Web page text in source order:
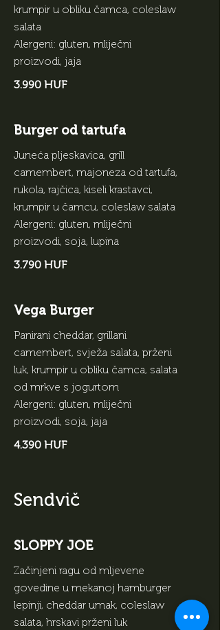
krumpir u obliku čamca, coleslaw
salata
Alergeni: gluten, mliječni
proizvodi, jaja
3.990 HUF
Burger od tartufa
Juneća pljeskavica, grill
camembert, majoneza od tartufa,
rukola, rajčica, kiseli krastavci,
krumpir u čamcu, coleslaw salata
Alergeni: gluten, mliječni
proizvodi, soja, lupina
3.790 HUF
Vega Burger
Panirani cheddar, grillani
camembert, svježa salata, prženi
luk, krumpir u obliku čamca, salata
od mrkve s jogurtom
Alergeni: gluten, mliječni
proizvodi, soja, jaja
4.390 HUF
Sendvič
SLOPPY JOE
Začinjeni ragu od mljevene
govedine u mekanoj hamburger
lepinji, cheddar umak, coleslaw
salata, hrskavi prženi luk